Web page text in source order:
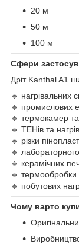
20 м
50 м
100 м
Сфери
Дріт Kanthal A1
🔸 нагрівальних
🔸 промислових
🔸 термокамер
🔸 ТЕНів та
🔸 різки
🔸
🔸 керамічних
🔸
🔸 побутових
Чому варто